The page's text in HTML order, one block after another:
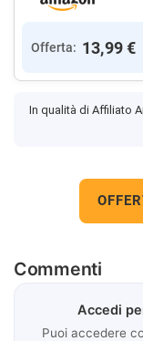
Offerta: 13,99 €
In qualità di Affiliato
Commenti
Accedi
Puoi accedere